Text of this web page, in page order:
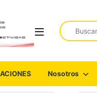
Search for:
Nosotros